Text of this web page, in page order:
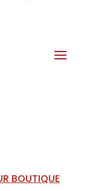
BOUTIQUE